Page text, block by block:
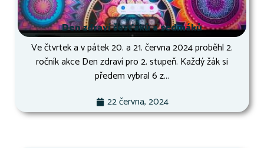
Den zdraví šesťáků a sedmáků
Ve čtvrtek a v pátek 20. a 21. června 2024 proběhl 2.
ročník akce Den zdraví pro 2. stupeň. Každý žák si
předem vybral 6 z...
22 června, 2024